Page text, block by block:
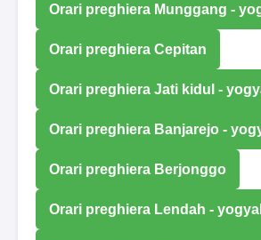
Orari preghiera Munggang -
Orari preghiera Cepitan
Orari preghiera Jati kidul -
Orari preghiera Banjarejo -
Orari preghiera Berjonggo
Orari preghiera Lendah -